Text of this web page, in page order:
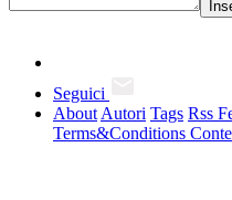
Seguici
About Autori Tags Rss
Terms&Conditions